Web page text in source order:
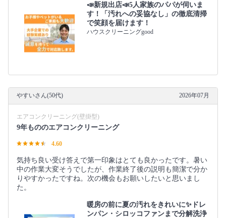
📣新規出店📣5人家族のパパが伺いま
す！「汚れへの妥協なし」の徹底清掃
で笑顔を届けます！
ハウスクリーニングgood
やすいさん(50代) 2026年07月
エアコンクリーニング(壁掛型)
9年もののエアコンクリーニング
4.60
気持ち良い受け答えで第一印象はとても良かったです。暑い
中の作業大変そうでしたが、作業終了後の説明も簡潔で分か
りやすかったですね。次の機会もお願いしたいと思いまし
た。
暖房の前に夏の汚れをきれいに✨ドレ
ンパン・シロッコファンまで分解洗浄